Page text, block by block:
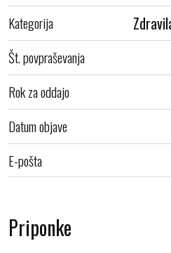
Kategorija
Št. povpraševanja
Rok za oddajo
Datum objave
E-pošta
Priponke